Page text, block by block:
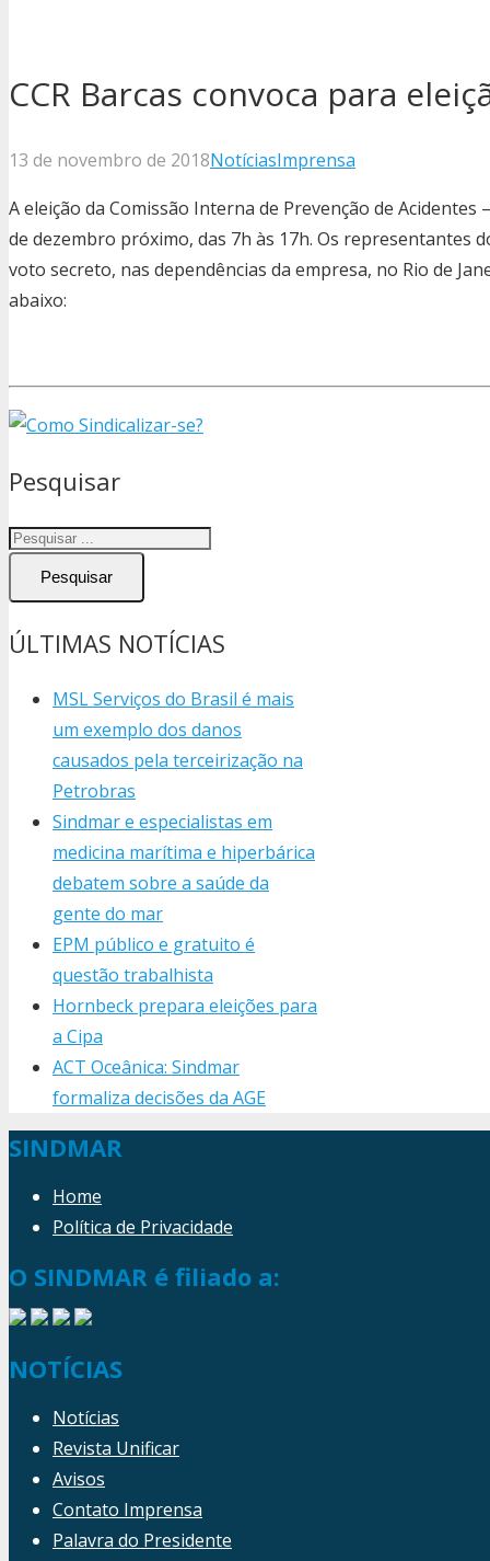
CCR Barcas convoca para
13 de novembro de 2018NotíciasImprensa
A eleição da Comissão Interna de Prevenção de Acidentes
de dezembro próximo, das 7h às 17h. Os representantes
voto secreto, nas dependências da empresa, no Rio de
abaixo:
Pesquisar
Pesquisar
ÚLTIMAS NOTÍCIAS
MSL Serviços do Brasil é mais
um exemplo dos danos
causados pela terceirização na
Petrobras
Sindmar e especialistas em
medicina marítima e hiperbárica
debatem sobre a saúde da
gente do mar
EPM público e gratuito é
questão trabalhista
Hornbeck prepara eleições para
a Cipa
ACT Oceânica: Sindmar
formaliza decisões da AGE
SINDMAR
Home
Política de Privacidade
O SINDMAR é filiado a:
NOTÍCIAS
Notícias
Revista Unificar
Avisos
Contato Imprensa
Palavra do Presidente